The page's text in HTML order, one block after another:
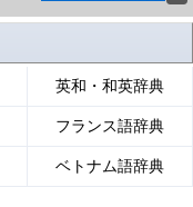
英和・和英辞典
フランス語辞典
ベトナム語辞典